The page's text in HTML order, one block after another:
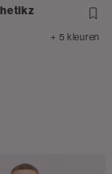
+ 5 kleuren